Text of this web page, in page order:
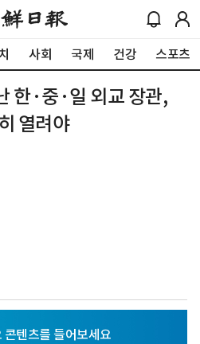
사회 국제 건강 스포츠
한·중·일 외교 장관,
열려야